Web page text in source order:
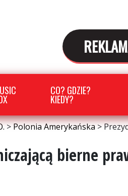
CO? GDZIE?
KIEDY?
>Polonia Amerykańska>
bierne